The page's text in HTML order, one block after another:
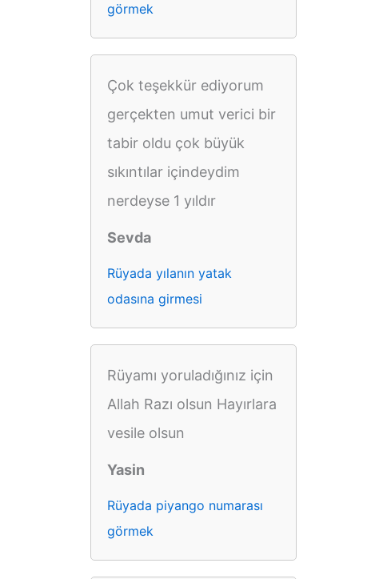
görmek
Çok teşekkür ediyorum
gerçekten umut verici bir
tabir oldu çok büyük
sıkıntılar içindeydim
nerdeyse 1 yıldır
Sevda
Rüyada yılanın yatak
odasına girmesi
Rüyamı yoruladığınız için
Allah Razı olsun Hayırlara
vesile olsun
Yasin
Rüyada piyango numarası
görmek